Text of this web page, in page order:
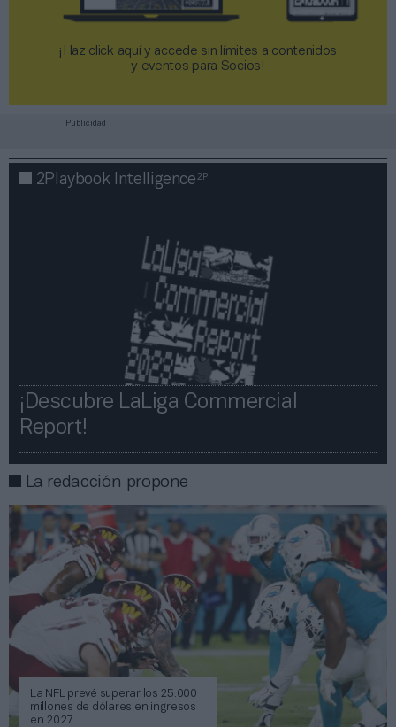
¡Haz click aquí y accede sin límites a contenidos
y eventos para Socios!​​​​​​​
Publicidad
2Playbook Intelligence2P
¡Descubre LaLiga Commercial
Report!​​
La redacción propone
La NFL prevé superar los 25.000
millones de dólares en ingresos
en 2027